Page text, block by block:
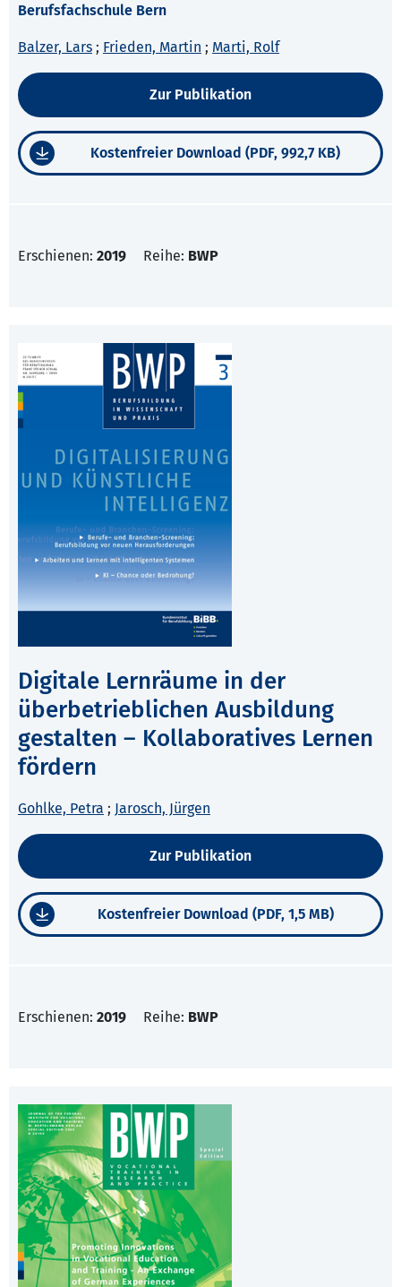
Berufsfachschule Bern
Balzer, Lars ; Frieden, Martin ; Marti, Rolf
Zur Publikation
Kostenfreier Download (PDF, 992,7 KB)
Erschienen: 2019 Reihe: BWP
Digitale Lernräume in der
überbetrieblichen Ausbildung
gestalten – Kollaboratives Lernen
fördern
Gohlke, Petra ; Jarosch, Jürgen
Zur Publikation
Kostenfreier Download (PDF, 1,5 MB)
Erschienen: 2019 Reihe: BWP